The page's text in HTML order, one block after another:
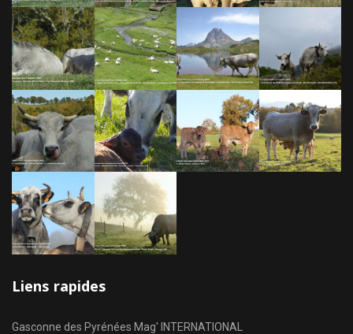
Liens rapides
Gasconne des Pyrénées Mag' INTERNATIONAL